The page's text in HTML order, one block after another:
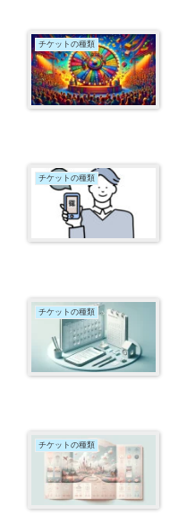
チケットの種類
チケットの種類
チケットの種類
チケットの種類